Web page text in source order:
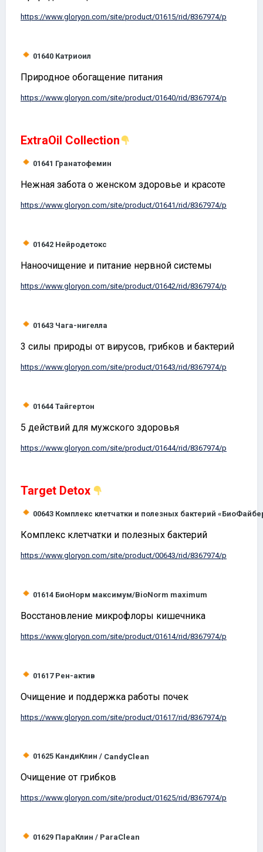
https://www.gloryon .com/site/product/01615/rid/8367974/p
01640 Катриоил
Природное обогащение питания
https://www.gloryon .com/site/product/01640/rid/8367974/p
ExtraOil Collection
01641 Гранатофемин
Нежная забота о женском здоровье и красоте
https://www.gloryon .com/site/product/01641/rid/8367974/p
01642 Нейродетокс
Наноочищение и питание нервной системы
https://www.gloryon .com/site/product/01642/rid/8367974/p
01643 Чага-нигелла
3 силы природы от вирусов, грибков и бактерий
https://www.gloryon .com/site/product/01643/rid/8367974/p
01644Тайгертон
5 действий для мужского здоровья
https://www.gloryon .com/site/product/01644/rid/8367974/p
Target Detox
00643 Комплекс клетчатки и полезных бактерий
Комплекс клетчатки и полезных бактерий
https://www.gloryon .com/site/product/00643/rid/8367974/p
01614 БиоНорм максимум/BioNorm maximum
Восстановление микрофлоры кишечника
https://www.gloryon .com/site/product/01614/rid/8367974/p
01617 Рен-актив
Очищение и поддержка работы почек
https://www.gloryon .com/site/product/01617/rid/8367974/p
01625 КандиКлин / CandyClean
Очищение от грибков
https://www.gloryon.com/site/product/01625/rid/8367974/p
01629 ПараКлин / ParaClean